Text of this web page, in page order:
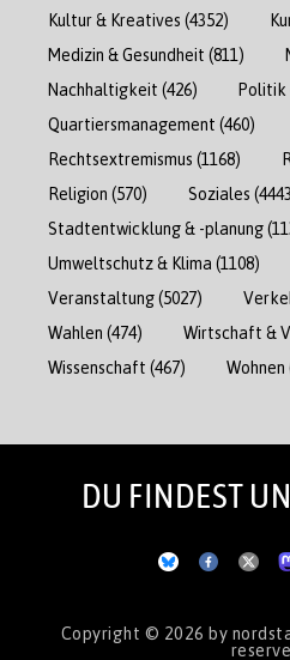
Kultur & Kreatives (4352)
Medizin & Gesundheit (811)
Nachhaltigkeit (426) Politik
Quartiersmanagement (460)
Rechtsextremismus (1168)
Religion (570) Soziales
Stadtentwicklung & -planung
Umweltschutz & Klima (1108)
Veranstaltung(5027)
Wahlen (474) Wirtschaft &
Wissenschaft (467) Wohnen
DU FINDEST
Copyright © 2026 by